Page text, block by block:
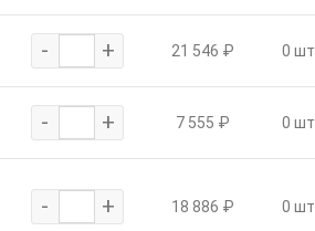
- + 21 546 ₽ 0 шт.
- + 7 555 ₽ 0 шт.
- + 18 886 ₽ 0 шт.